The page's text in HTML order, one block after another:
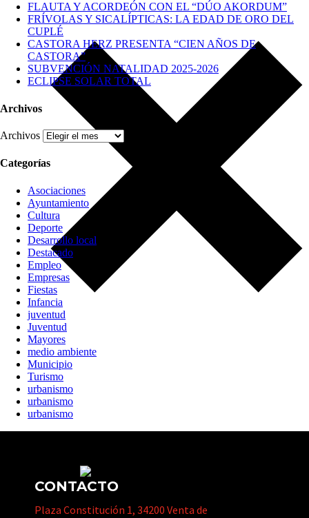
FLAUTA Y ACORDEÓN CON EL “DÚO AKORDUM”
FRÍVOLAS Y SICALÍPTICAS: LA EDAD DE ORO DEL
CUPLÉ
CASTORA HERZ PRESENTA “CIEN AÑOS DE
CASTORA”
SUBVENCIÓN NATALIDAD 2025-2026
ECLIPSE SOLAR TOTAL
Archivos
Archivos
Categorías
Asociaciones
Ayuntamiento
Cultura
Deporte
Desarrollo local
Destacado
Empleo
Empresas
Fiestas
Infancia
juventud
Juventud
Mayores
medio ambiente
Municipio
Turismo
urbanismo
urbanismo
urbanismo
CONTACTO
Plaza Constitución 1, 34200 Venta de